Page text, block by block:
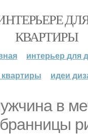
КВАРТИРЫ
интерьер для
идеи
в